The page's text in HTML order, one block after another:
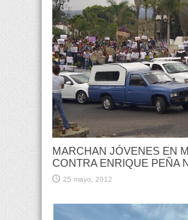
MARCHAN JÓVENES EN
CONTRA ENRIQUE PEÑA
25 mayo, 2012